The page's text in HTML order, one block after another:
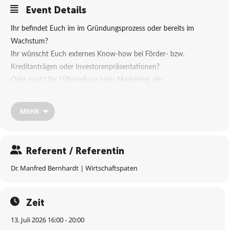
Event Details
Ihr befindet Euch im im Gründungsprozess oder bereits im
Wachstum?
Ihr wünscht Euch externes Know-how bei Förder- bzw.
Kreditanträgen oder Investorenpräsentationen?
Oder sucht Ihr Hilfestellung beim Marketing, der
Von der Prüfung der Geschäftsidee über das „Business Model
Wirtschaftspaten e.V. für alle unternehmerischen Fragestellungen
zur Verfügung – ehrenamtlich und gemeinnützig.
kostenfreien Sprechstunden.
Ab April 2026 sind die Wirtschaftspaten regelmäßig mit der
MEHR
Referent / Referentin
Dr. Manfred Bernhardt | Wirtschaftspaten
Zeit
13. Juli 2026 16:00 - 20:00